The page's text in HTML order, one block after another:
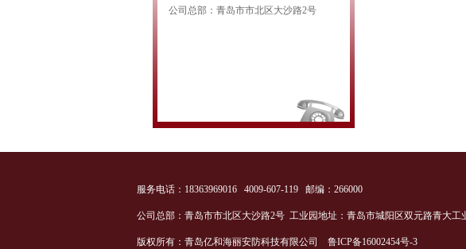
公司总部：青岛市市北区大沙路2号
服务电话：18363969016 4009-607-119 邮编：266000
公司总部：青岛市市北区大沙路2号 工业园地址：青岛市城阳区双元路青大工
版权所有：青岛亿和海丽安防科技有限公司 鲁ICP备16002454号-3